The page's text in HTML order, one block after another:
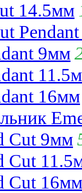
14.5мм
9мм
16мм
Cut 9мм
Cut
Cut 16мм